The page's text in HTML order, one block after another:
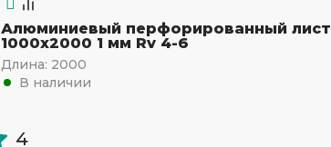
Алюминиевый перфорированный лист
1000х2000 1 мм Rv 4-6
Длина: 2000
В наличии
4